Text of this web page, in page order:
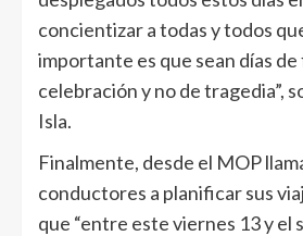
concientizar a todas y todos
importante es que sean días
celebración y no de tragedia”,
Isla.
Finalmente, desde el MOP
conductores a planificar sus
que “entre este viernes 13 y el